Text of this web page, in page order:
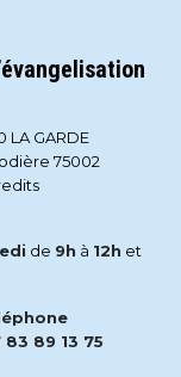
LA GARDE
75002
de 9h à 12h et
83 89 13 75